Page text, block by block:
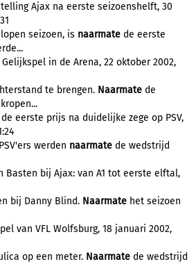
Ajax na eerste seizoenshelft, 30
seizoen, is naarmate de eerste
in de Arena, 22 oktober 2002,
te brengen. Naarmate de
eerste prijs na duidelijke zege op PSV,
werden naarmate de wedstrijd
Basten bij Ajax: van A1 tot eerste elftal,
bij Danny Blind. Naarmate het seizoen
van VFL Wolfsburg, 18 januari 2002,
op een meter. Naarmate de wedstrijd